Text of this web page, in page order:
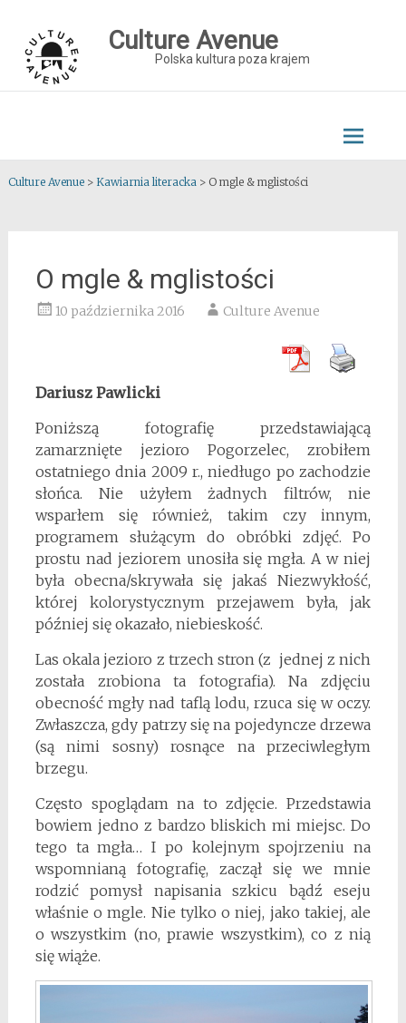
content
Culture Avenue
Polska kultura poza krajem
Culture Avenue> Kawiarnia literacka> O mgle & mglistości
O mgle & mglistości
10 października 2016 Culture Avenue
Dariusz Pawlicki
Poniższą fotografię przedstawiającą
zamarznięte jezioro Pogorzelec, zrobiłem
ostatniego dnia 2009 r., niedługo po zachodzie
słońca. Nie użyłem żadnych filtrów, nie
wsparłem się również, takim czy innym,
programem służącym do obróbki zdjęć. Po
prostu nad jeziorem unosiła się mgła. A w niej
była obecna/skrywała się jakaś Niezwykłość,
której kolorystycznym przejawem była, jak
później się okazało, niebieskość.
Las okala jezioro z trzech stron (z jednej z nich
została zrobiona ta fotografia). Na zdjęciu
obecność mgły nad taflą lodu, rzuca się w oczy.
Zwłaszcza, gdy patrzy się na pojedyncze drzewa
(są nimi sosny) rosnące na przeciwległym
brzegu.
Często spoglądam na to zdjęcie. Przedstawia
bowiem jedno z bardzo bliskich mi miejsc. Do
tego ta mgła… I po kolejnym spojrzeniu na
wspomnianą fotografię, zaczął się we mnie
rodzić pomysł napisania szkicu bądź eseju
właśnie o mgle. Nie tylko o niej, jako takiej, ale
o wszystkim (no, prawie wszystkim), co z nią
się wiąże.